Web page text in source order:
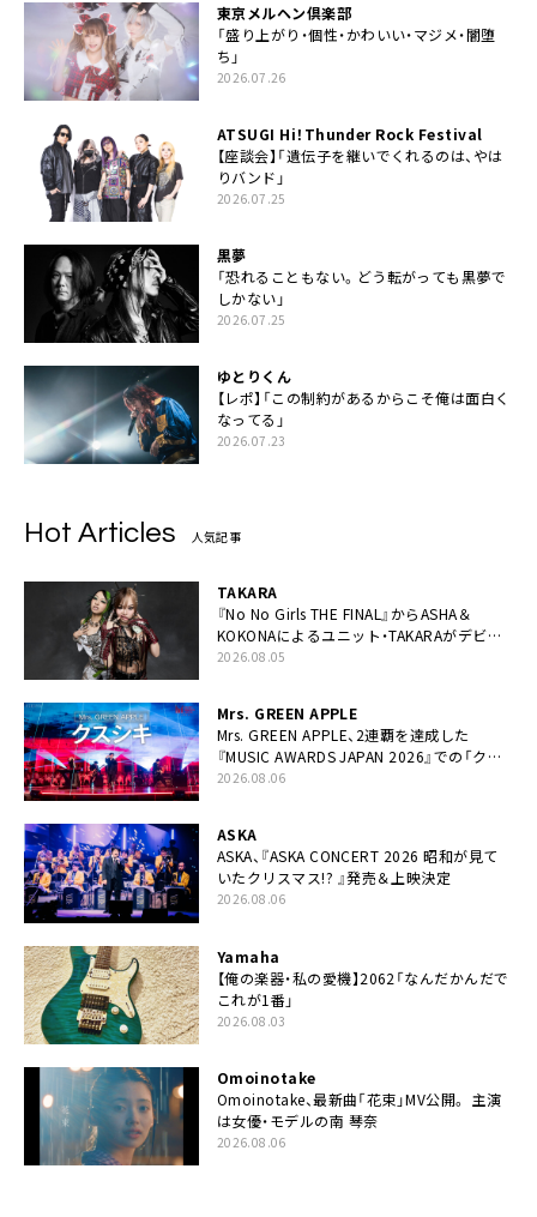
東京メルヘン倶楽部
「盛り上がり・個性・かわいい・マジメ・闇堕
ち」
2026.07.26
ATSUGI Hi！Thunder Rock Festival
【座談会】「遺伝子を継いでくれるのは、やは
りバンド」
2026.07.25
黒夢
「恐れることもない。どう転がっても黒夢で
しかない」
2026.07.25
ゆとりくん
【レポ】「この制約があるからこそ俺は面白く
なってる」
2026.07.23
Hot Articles 人気記事
TAKARA
『No No Girls THE FINAL』からASHA＆
KOKONAによるユニット・TAKARAがデビュ
ー
2026.08.05
Mrs. GREEN APPLE
Mrs. GREEN APPLE、2連覇を達成した
『MUSIC AWARDS JAPAN 2026』での「クス
シキ」ライブパフォーマンスをYouTube公開
2026.08.06
ASKA
ASKA、『ASKA CONCERT 2026 昭和が見て
いたクリスマス!? 』発売＆上映決定
2026.08.06
Yamaha
【俺の楽器・私の愛機】2062「なんだかんだで
これが1番」
2026.08.03
Omoinotake
Omoinotake、最新曲「花束」MV公開。 主演
は女優・モデルの南 琴奈
2026.08.06